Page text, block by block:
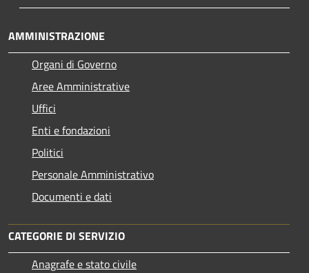
AMMINISTRAZIONE
Organi di Governo
Aree Amministrative
Uffici
Enti e fondazioni
Politici
Personale Amministrativo
Documenti e dati
CATEGORIE DI SERVIZIO
Anagrafe e stato civile